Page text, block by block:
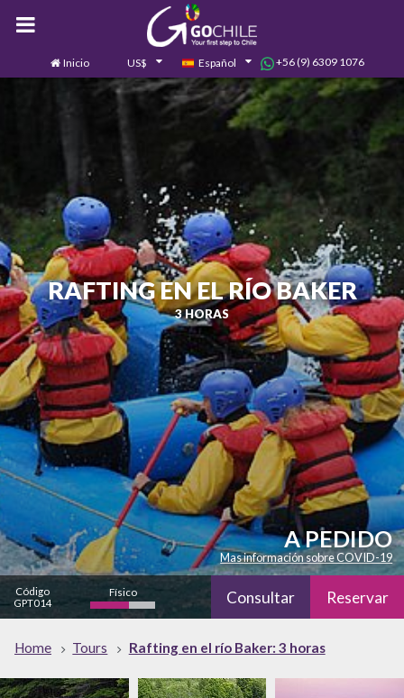
Inicio US$ Español +56 (9) 6309 1076
Contáctanos
RAFTING EN EL RÍO BAKER
3 HORAS
A PEDIDO
Mas información sobre COVID-19
Código
GPT014
Físico
Naturaleza
Consultar Reservar
Home Tours Rafting en el río Baker: 3 horas